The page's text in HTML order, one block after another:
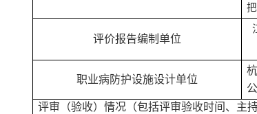
评价报告编制单位
职业病防护设施设计单位
评审（验收）情况（包括评审验收时间、主